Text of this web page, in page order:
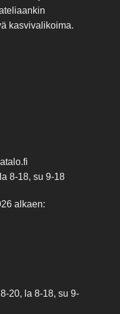
kasvivalikoima.
8-18, su 9-18
alkaen:
20, la 8-18, su 9-